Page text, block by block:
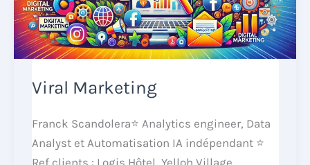
Viral Marketing
Franck Scandolera⭐ Analytics engineer, Data
Analyst et Automatisation IA indépendant ⭐
Ref clients : Logis Hôtel, Yelloh Village,